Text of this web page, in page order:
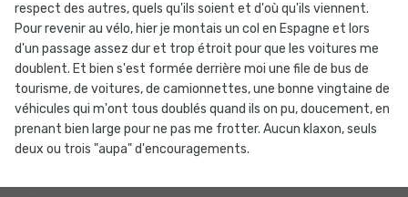
respect des autres, quels qu'ils soient et d'où qu'ils viennent.
Pour revenir au vélo, hier je montais un col en Espagne et lors
d'un passage assez dur et trop étroit pour que les voitures me
doublent. Et bien s'est formée derrière moi une file de bus de
tourisme, de voitures, de camionnettes, une bonne vingtaine de
véhicules qui m'ont tous doublés quand ils on pu, doucement, en
prenant bien large pour ne pas me frotter. Aucun klaxon, seuls
deux ou trois "aupa" d'encouragements.